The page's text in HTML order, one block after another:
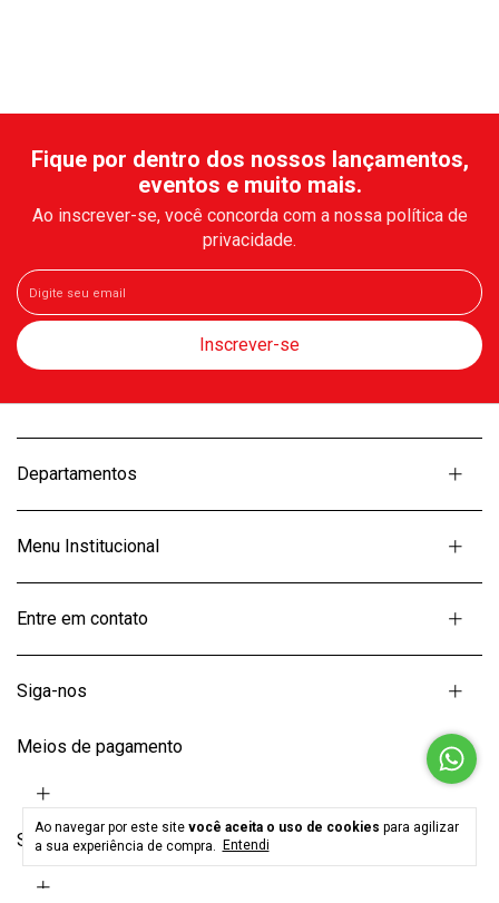
Ao navegar por este site você aceita o uso de cookies para agilizar
a sua experiência de compra.
Entendi
Fique por dentro dos nossos lançamentos,
eventos e muito mais.
Ao inscrever-se, você concorda com a nossa política de
privacidade.
Departamentos
Menu Institucional
Entre em contato
Siga-nos
Meios de pagamento
Selos